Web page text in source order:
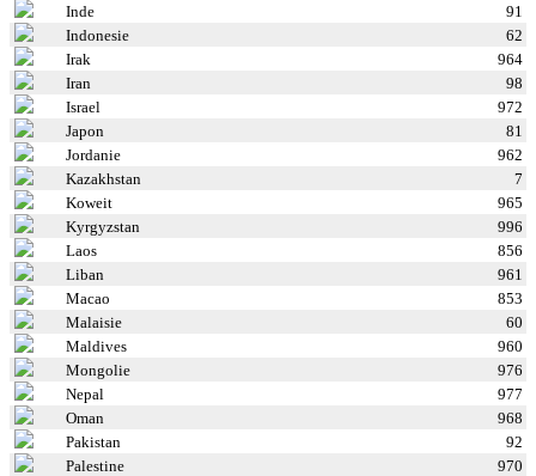
Inde
91
Indonesie
62
Irak
964
Iran
98
Israel
972
Japon
81
Jordanie
962
Kazakhstan
7
Koweit
965
Kyrgyzstan
996
Laos
856
Liban
961
Macao
853
Malaisie
60
Maldives
960
Mongolie
976
Nepal
977
Oman
968
Pakistan
92
Palestine
970